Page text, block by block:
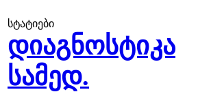
სტატიები
დიაგნოსტიკა
სამედ.